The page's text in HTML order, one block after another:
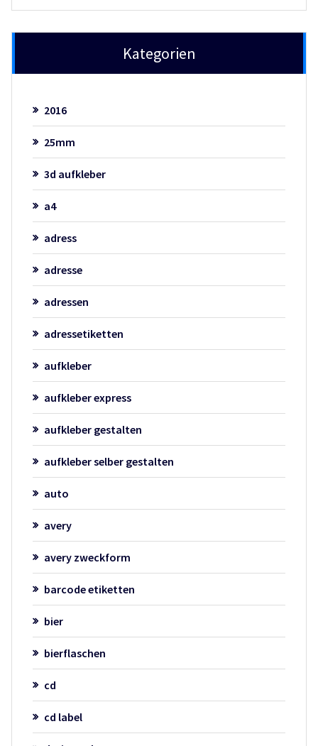
Kategorien
2016
25mm
3d aufkleber
a4
adress
adresse
adressen
adressetiketten
aufkleber
aufkleber express
aufkleber gestalten
aufkleber selber gestalten
auto
avery
avery zweckform
barcode etiketten
bier
bierflaschen
cd
cd label